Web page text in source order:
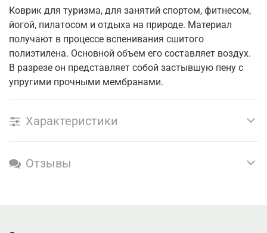
Коврик для туризма, для занятий спортом, фитнесом,
йогой, пилатосом и отдыха на природе. Материал
получают в процессе вспенивания сшитого
полиэтилена. Основной объем его составляет воздух.
В разрезе он представляет собой застывшую пену с
упругими прочными мембранами.
Характеристики
Отзывы